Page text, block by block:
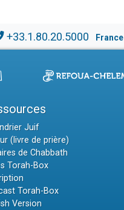
+33.1.80.20.5000 France
Juif
(livre de prière)
de Chabbath
Torah-Box
Torah-Box
Version